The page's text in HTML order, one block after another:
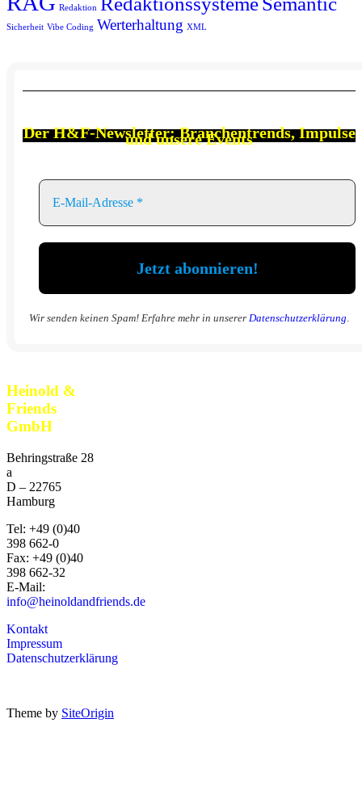
Redaktion
Sicherheit Vibe Coding Werterhaltung XML
DerH&F-Newsletter: Branchentrends, Impulse
und unsere Events
Wir senden keinen Spam! Erfahre mehr in unserer Datenschutzerklärung.
Heinold &
Friends
GmbH
Behringstraße 28
a
D – 22765
Hamburg
Tel: +49 (0)40
398 662-0
Fax: +49 (0)40
398 662-32
E-Mail:
info@heinoldandfriends.de
Kontakt
Impressum
Datenschutzerklärung
Theme by SiteOrigin